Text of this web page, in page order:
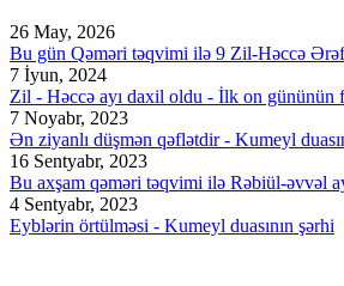
26 May, 2026
Bu gün Qəməri təqvimi ilə 9 Zil-Həccə
7 İyun, 2024
Zil - Həccə ayı daxil oldu - İlk on gününün
7 Noyabr, 2023
Ən ziyanlı düşmən qəflətdir - Kumeyl
16 Sentyabr, 2023
Bu axşam qəməri təqvimi ilə Rəbiül-əvvəl
4 Sentyabr, 2023
Eyblərin örtülməsi - Kumeyl duasının şərhi